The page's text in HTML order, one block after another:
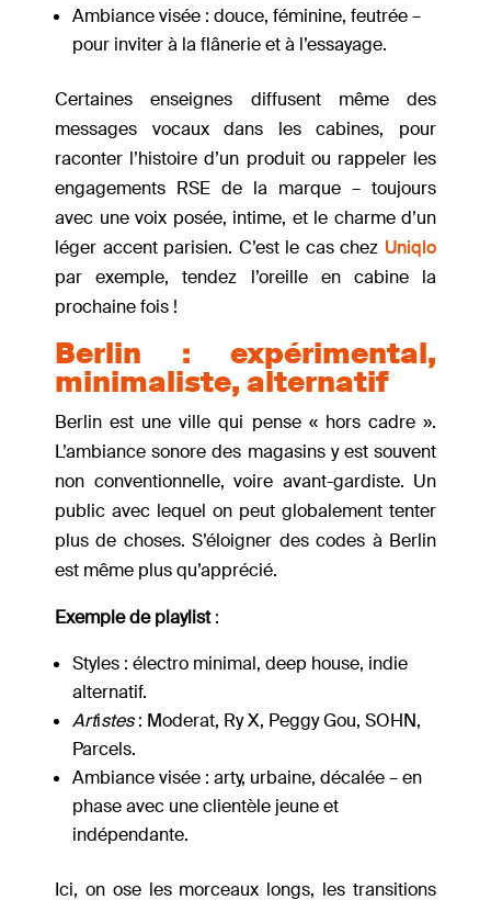
Ambiance visée : douce, féminine, feutrée –
pour inviter à la flânerie et à l’essayage.
Certaines enseignes diffusent même des
messages vocaux dans les cabines, pour
raconter l’histoire d’un produit ou rappeler les
engagements RSE de la marque – toujours
avec une voix posée, intime, et le charme d’un
léger accent parisien. C’est le cas chez Uniqlo
par exemple, tendez l’oreille en cabine la
prochaine fois !
Berlin : expérimental,
minimaliste, alternatif
Berlin est une ville qui pense « hors cadre ».
L’ambiance sonore des magasins y est souvent
non conventionnelle, voire avant-gardiste. Un
public avec lequel on peut globalement tenter
plus de choses. S’éloigner des codes à Berlin
est même plus qu’apprécié.
Exemple de playlist:
Styles : électro minimal, deep house, indie
alternatif.
Artistes: Moderat, Ry X, Peggy Gou, SOHN,
Parcels.
Ambiance visée : arty, urbaine, décalée – en
phase avec une clientèle jeune et
indépendante.
Ici, on ose les morceaux longs, les transitions